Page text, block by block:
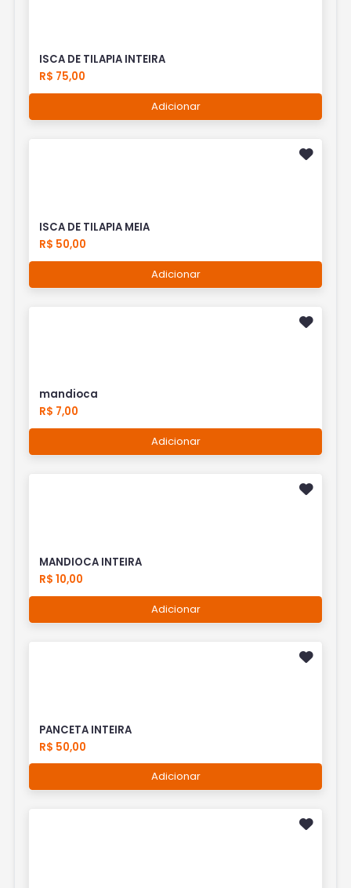
ISCA DE TILAPIA INTEIRA
R$ 75,00
Adicionar
ISCA DE TILAPIA MEIA
R$ 50,00
Adicionar
mandioca
R$ 7,00
Adicionar
MANDIOCA INTEIRA
R$ 10,00
Adicionar
PANCETA INTEIRA
R$ 50,00
Adicionar